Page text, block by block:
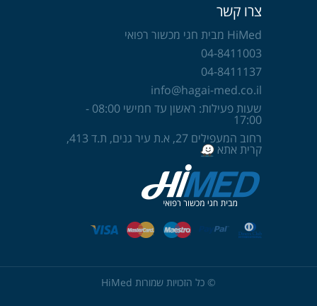
צרו קשר
HiMed מבית חגי מכשור רפואי
04-8411003
04-8411137
info@hagai-med.co.il
שעות פעילות: ראשון עד חמישי 08:00 -
17:00
רחוב המעפילים 27, א.ת עיר גנים, ת.ד 413,
קרית אתא
© כל הזכויות שמורות HiMed